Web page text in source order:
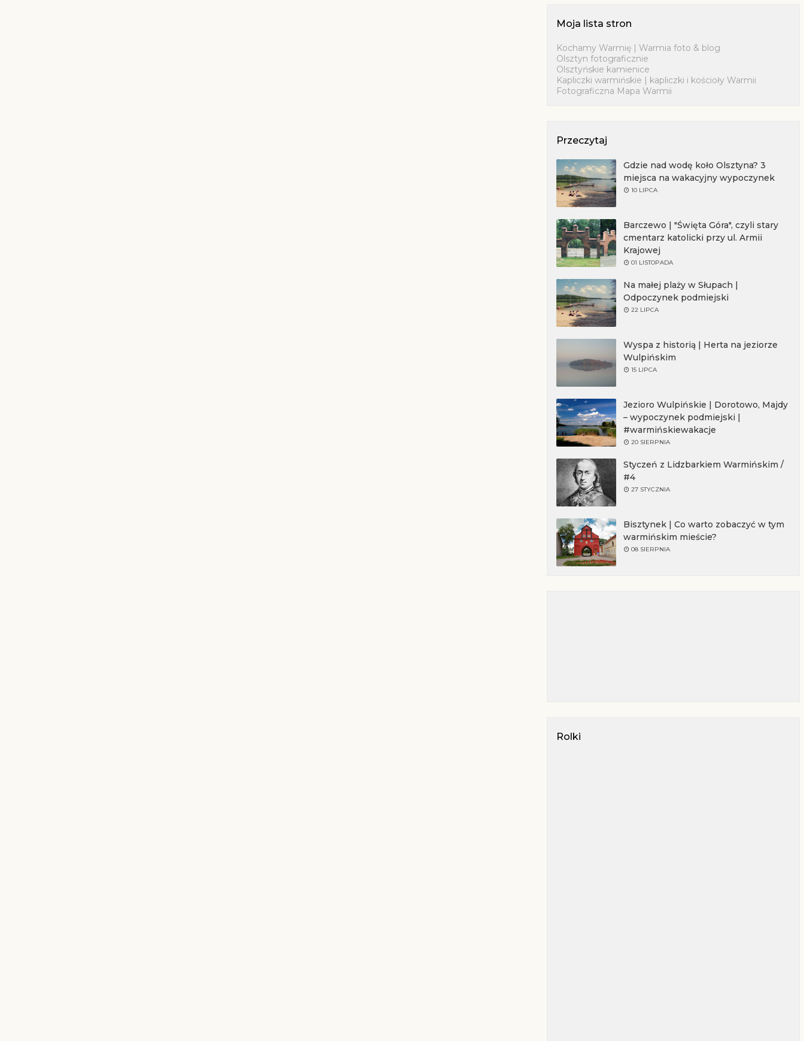
Moja lista stron
Kochamy Warmię | Warmia foto & blog
Olsztyn fotograficznie
Olsztyńskie kamienice
Kapliczki warmińskie | kapliczki i kościoły Warmii
Fotograficzna Mapa Warmii
Przeczytaj
Gdzie nad wodę koło Olsztyna? 3
miejsca na wakacyjny wypoczynek
10 LIPCA
Barczewo | "Święta Góra", czyli stary
cmentarz katolicki przy ul. Armii
Krajowej
01 LISTOPADA
Na małej plaży w Słupach |
Odpoczynek podmiejski
22 LIPCA
Wyspa z historią | Herta na jeziorze
Wulpińskim
15 LIPCA
Jezioro Wulpińskie | Dorotowo, Majdy
– wypoczynek podmiejski |
#warmińskiewakacje
20 SIERPNIA
Styczeń z Lidzbarkiem Warmińskim /
#4
27 STYCZNIA
Bisztynek | Co warto zobaczyć w tym
warmińskim mieście?
08 SIERPNIA
Rolki